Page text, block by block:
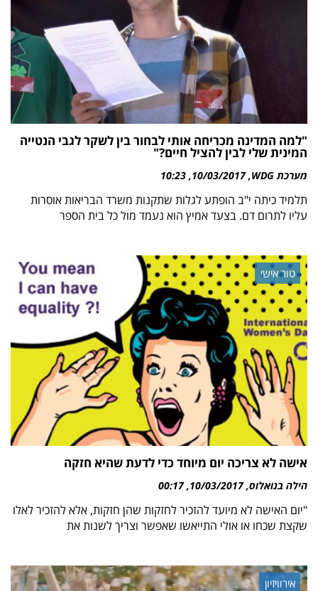
"למה המדינה מכריחה אותי לבחור בין לשקר לגבי הנטייה
המינית שלי לבין להציל חיים?"
מערכת WDG 10/03/2017
10:23
תלמיד כיתה י"ב הופתע לגלות שתקנות משרד הבריאות אוסרות
עליו לתרום דם. בצעד אמיץ הוא נעמד מול כל בית הספר
טור אישי
אישה לא צריכה יום מיוחד כדי לדעת שהיא חזקה
הילה בנואלוס 10/03/2017
00:17
"יום האישה לא מיועד להזכיר לחזקות שהן חזקות, אלא להזכיר לאלו
שקצת שכחו או אולי התייאשו שאפשר וצריך לשנות את
אירוויזיון